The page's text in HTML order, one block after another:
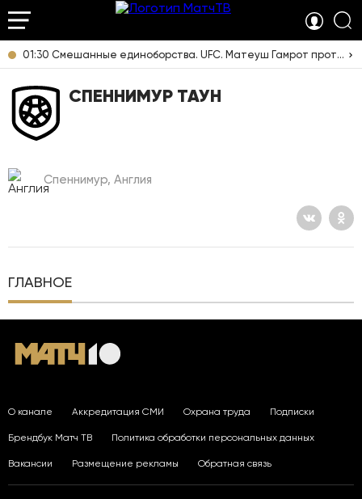
01:30 Смешанные единоборства. UFC. Матеуш Гамрот против Куиллана Салкиллда. Прямая трансляция из США
СПЕННИМУР ТАУН
Спеннимур, Англия
ГЛАВНОЕ
О канале Аккредитация СМИ Охрана труда Подписки
Брендбук Матч ТВ Политика обработки персональных данных
Вакансии Размещение рекламы Обратная связь